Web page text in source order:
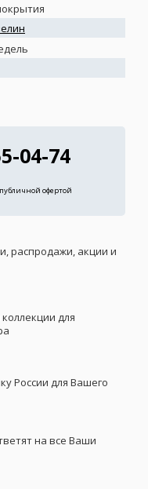
04-74
офертой
распродажи, акции и
для
России для Вашего
на все Ваши